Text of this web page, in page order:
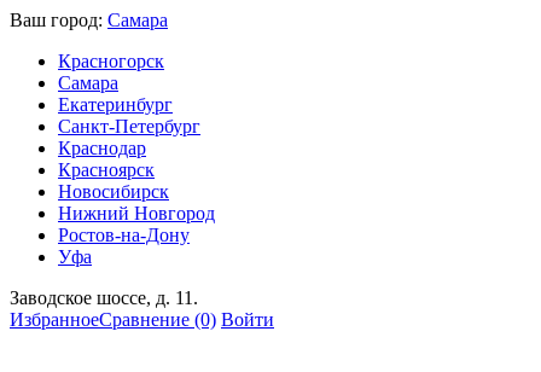
Ваш город: Самара
Красногорск
Самара
Екатеринбург
Санкт-Петербург
Краснодар
Красноярск
Новосибирск
Нижний Новгород
Ростов-на-Дону
Уфа
Заводское шоссе, д. 11.
ИзбранноеСравнение (0) Войти